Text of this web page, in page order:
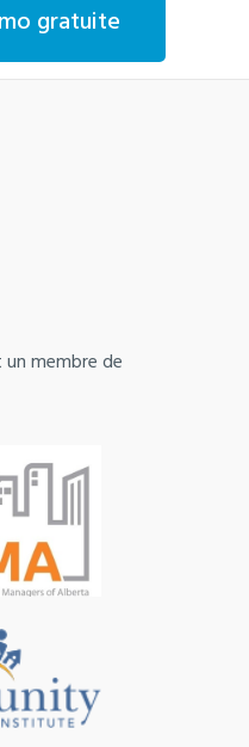
gratuite
membre de